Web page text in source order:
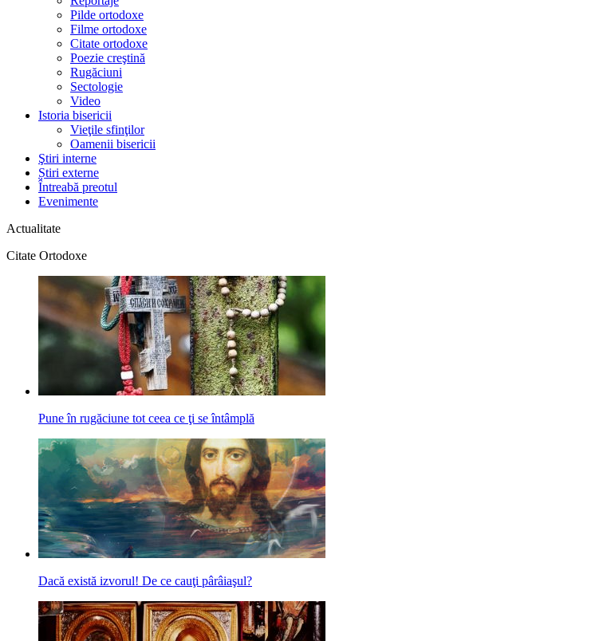
Pilde ortodoxe
Filme ortodoxe
Citate ortodoxe
Poezie creştină
Rugăciuni
Sectologie
Video
Istoria bisericii
Vieţile sfinţilor
Oamenii bisericii
Ştiri interne
Știri externe
Întreabă preotul
Evenimente
Actualitate
Citate Ortodoxe
Pune în rugăciune tot ceea ce ţi se întâmplă
Dacă există izvorul! De ce cauţi pârâiaşul?